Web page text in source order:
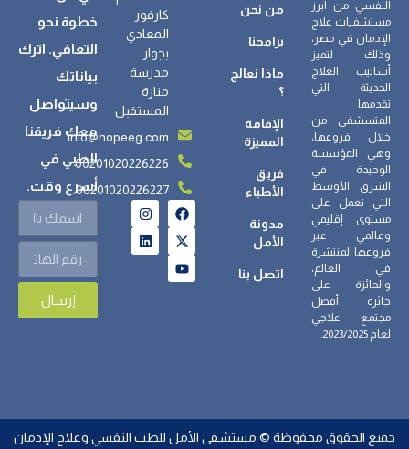
النفسي من أبرز
مستشفيات علاج
الإدمان في مصر،
وذلك لتميز
أساليب العلاج
الحديثة التي
تقدمها
المتسشفى من
خلال فروعها،
وهي المؤسسة
الوحيدة في
الشرق الأوسط
التي تعمل على
مستوى إقليمي
وعالمي عبر
فروعها المنتشرة
في العالم،
والحائزة على
جائزة أفضل
مجتمع علاجي
لعام 2023/2025.
من نحن
برامجنا
ماذا نعالج
؟
الإقامة
المميزة
فريق
الأطباء
مدونة
الأمل
اتصل بنا
كارفور
المعادي
بجوار
مدرسة
منارة
المستقبل
info@hopeeg.com
00201020226226
00201020226227
خطوة نحو
التعافي. اترك
بياناتك
وسيتواصل
معك فريقنا
الطبي في
أسرع وقت.
إرسال
جميع الحقوق محفوظة © مستشفى الأمل للطب النفسي وعلاج الإدمان